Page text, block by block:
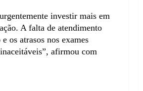
investir mais em
A falta de atendimento
os atrasos nos exames
afirmou com